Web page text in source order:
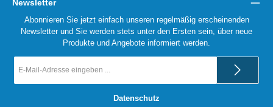
Newsletter
Abonnieren Sie jetzt einfach unseren regelmäßig erscheinenden
Newsletter und Sie werden stets unter den Ersten sein, über neue
Produkte und Angebote informiert werden.
Mail-
Datenschutz